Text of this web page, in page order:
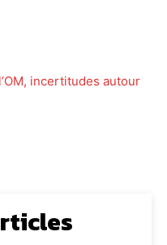
incertitudes autour